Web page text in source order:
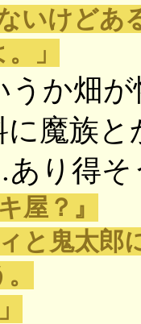
いけどあ
」
か畑が
魔族と
得そ
屋？』
鬼太郎